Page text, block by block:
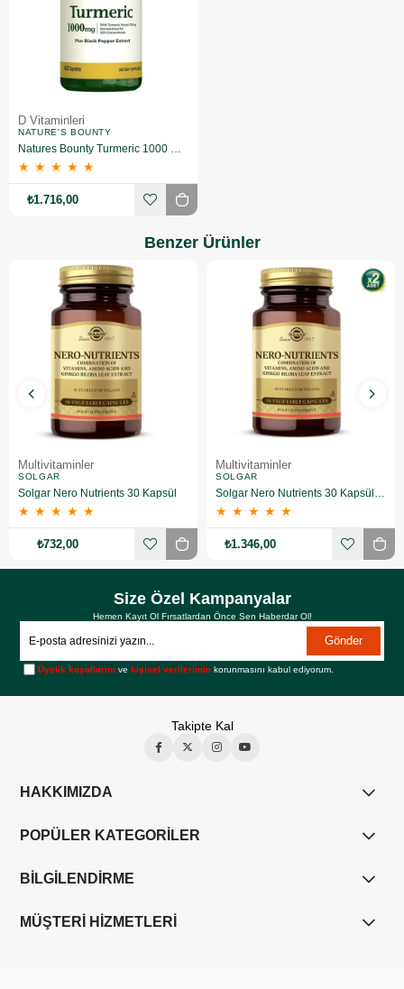
D Vitaminleri
NATURE'S BOUNTY
★ ★ ★ ★ ★
₺1.716,00
Benzer Ürünler
Multivitaminler
SOLGAR
Solgar Nero Nutrients 30 Kapsül
★ ★ ★ ★ ★
₺732,00
Multivitaminler
SOLGAR
★ ★ ★ ★ ★
₺1.346,00
Size Özel Kampanyalar
Hemen Kayıt Ol Fırsatlardan Önce Sen Haberdar Ol!
Gönder
Üyelik koşullarını vekişisel verilerimin korunmasını kabul ediyorum.
Takipte Kal
HAKKIMIZDA
POPÜLER KATEGORİLER
BİLGİLENDİRME
MÜŞTERİ HİZMETLERİ